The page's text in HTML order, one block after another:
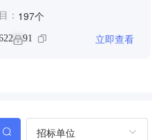
： 197个
**91 立即查看
招标单位